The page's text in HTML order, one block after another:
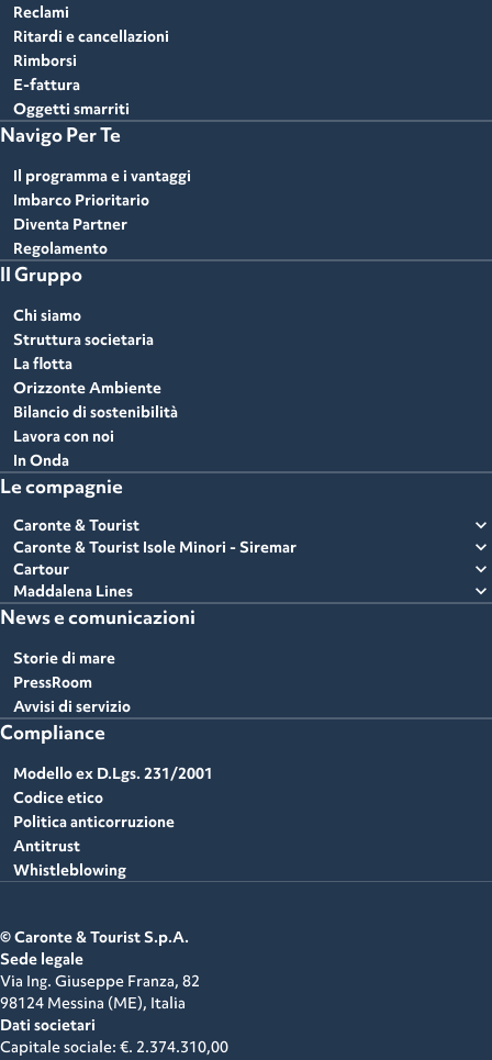
Reclami
Ritardi e cancellazioni
Rimborsi
E-fattura
Oggetti smarriti
Navigo Per Te
Il programma e i vantaggi
Imbarco Prioritario
Diventa Partner
Regolamento
Il Gruppo
Chi siamo
Struttura societaria
La flotta
Orizzonte Ambiente
Bilancio di sostenibilità
Lavora con noi
In Onda
Le compagnie
Caronte & Tourist expand_more
Caronte & Tourist Isole Minori - Siremar expand_more
Cartour expand_more
Maddalena Lines expand_more
News e comunicazioni
Storie di mare
PressRoom
Avvisi di servizio
Compliance
Modello ex D.Lgs. 231/2001
Codice etico
Politica anticorruzione
Antitrust
Whistleblowing
© Caronte & Tourist S.p.A.
Sede legale
Via Ing. Giuseppe Franza, 82
98124 Messina (ME), Italia
Dati societari
Capitale sociale: €. 2.374.310,00